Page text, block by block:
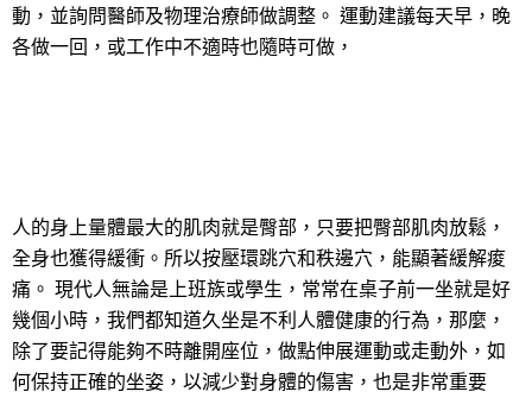
動，並詢問醫師及物理治療師做調整。 運動建議每天早，晚
各做一回，或工作中不適時也隨時可做，
人的身上量體最大的肌肉就是臀部，只要把臀部肌肉放鬆，
全身也獲得緩衝。所以按壓環跳穴和秩邊穴，能顯著緩解痠
痛。 現代人無論是上班族或學生，常常在桌子前一坐就是好
幾個小時，我們都知道久坐是不利人體健康的行為，那麼，
除了要記得能夠不時離開座位，做點伸展運動或走動外，如
何保持正確的坐姿，以減少對身體的傷害，也是非常重要